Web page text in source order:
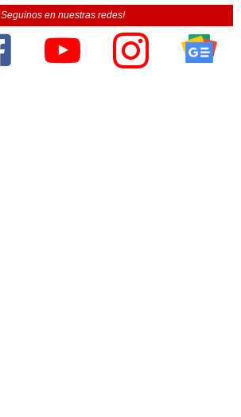
Seguinos en nuestras redes!